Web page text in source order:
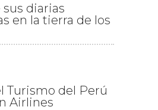
diarias
en la tierra de los
Turismo del Perú
Airlines